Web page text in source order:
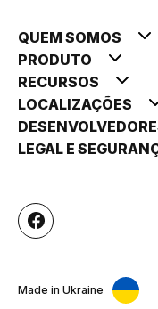
QUEM SOMOS
PRODUTO
RECURSOS
LOCALIZAÇÕES
LEGAL E
Made in Ukraine